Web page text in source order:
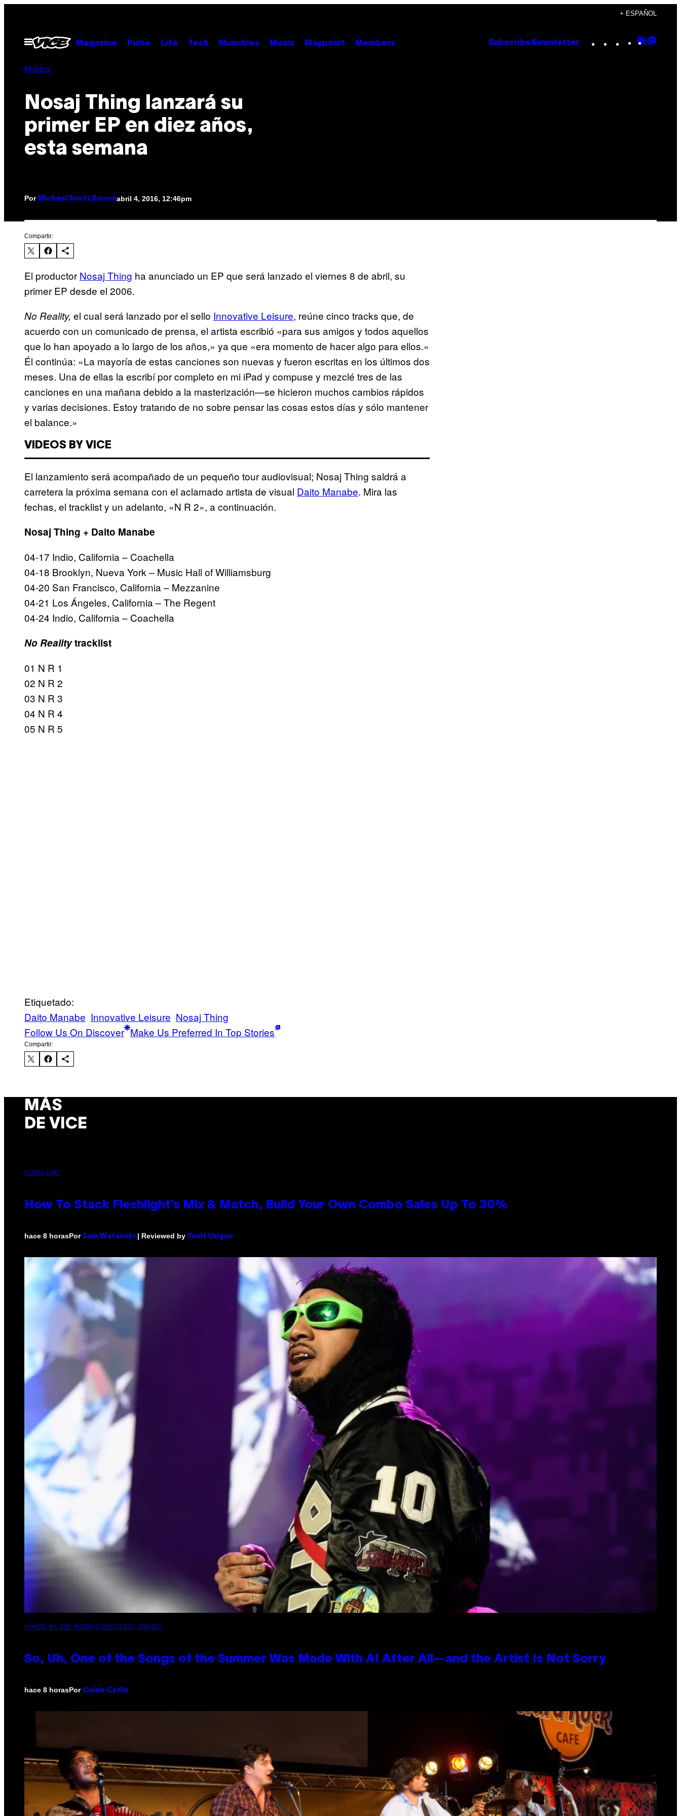
contenido
+ ESPAÑOL
Abrir
Menú
Magazine Pulse Life Tech Munchies Music Waypoint Members Subscribe Newsletter Instagram
TikTok
YouTube
Google
Música
Nosaj Thing lanzará su
primer EP en diez años,
esta semana
Por Michael Scott Barronabril 4, 2016, 12:46pm
Compartir:
El productor Nosaj Thing ha anunciado un EP que será lanzado el viernes 8 de abril, su
primer EP desde el 2006.
No Reality, el cual será lanzado por el sello Innovative Leisure, reúne cinco tracks que, de
acuerdo con un comunicado de prensa, el artista escribió «para sus amigos y todos aquellos
que lo han apoyado a lo largo de los años,» ya que «era momento de hacer algo para ellos.»
Él continúa: «La mayoría de estas canciones son nuevas y fueron escritas en los últimos dos
meses. Una de ellas la escribí por completo en mi iPad y compuse y mezclé tres de las
canciones en una mañana debido a la masterización—se hicieron muchos cambios rápidos
y varias decisiones. Estoy tratando de no sobre pensar las cosas estos días y sólo mantener
el balance.»
VIDEOS BY VICE
El lanzamiento será acompañado de un pequeño tour audiovisual; Nosaj Thing saldrá a
carretera la próxima semana con el aclamado artista de visual Daito Manabe. Mira las
fechas, el tracklist y un adelanto, «N R 2», a continuación.
Nosaj Thing + Daito Manabe
04-17 Indio, California – Coachella
04-18 Brooklyn, Nueva York – Music Hall of Williamsburg
04-20 San Francisco, California – Mezzanine
04-21 Los Ángeles, California – The Regent
04-24 Indio, California – Coachella
No Realitytracklist
01 N R 1
02 N R 2
03 N R 3
04 N R 4
05 N R 5
Etiquetado:
Daito Manabe Innovative Leisure Nosaj Thing
Follow Us On Discover Make Us Preferred In Top Stories
Compartir:
MÁS
DE VICE
FLESHLIGHT
How To Stack Fleshlight’s Mix & Match, Build Your Own Combo Sales Up To 30%
hace 8 horasPor Sam Watanuki | Reviewed by Ysolt Usigan
(PHOTO BY TIM MOSENFELDER/GETTY IMAGES)
So, Uh, One of the Songs of the Summer Was Made With AI After All—and the Artist Is Not Sorry
hace 8 horasPor Caleb Catlin